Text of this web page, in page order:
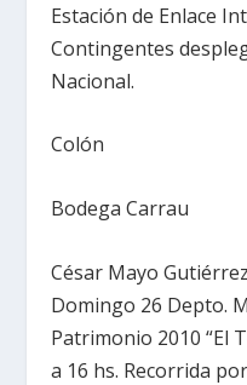
Estación de Enlace
Contingentes
Nacional.
Colón
Bodega Carrau
César Mayo
Domingo 26 Depto.
Patrimonio 2010 “El
a 16 hs. Recorrida